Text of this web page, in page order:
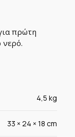
πρώτη
νερό.
4,5 kg
33 × 24 × 18 cm